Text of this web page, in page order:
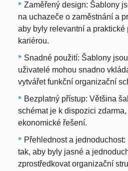
Zaměřený design: Šablony
na uchazeče o zaměstnání a
aby byly relevantní a
kariérou.
Snadné použití: Šablony
uživatelé mohou snadno
vytvářet funkční organizační
Bezplatný přístup: Většina
schémat je k dispozici
ekonomické řešení.
Přehlednost a
tak, aby byly jasné a
zprostředkovat organizační